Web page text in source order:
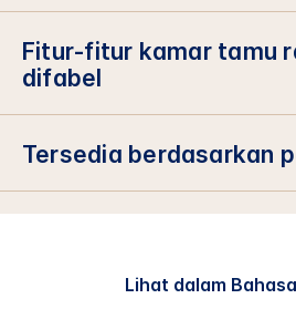
Fitur-fitur kamar tamu
difabel
Tersedia berdasarkan
Lihat dalam